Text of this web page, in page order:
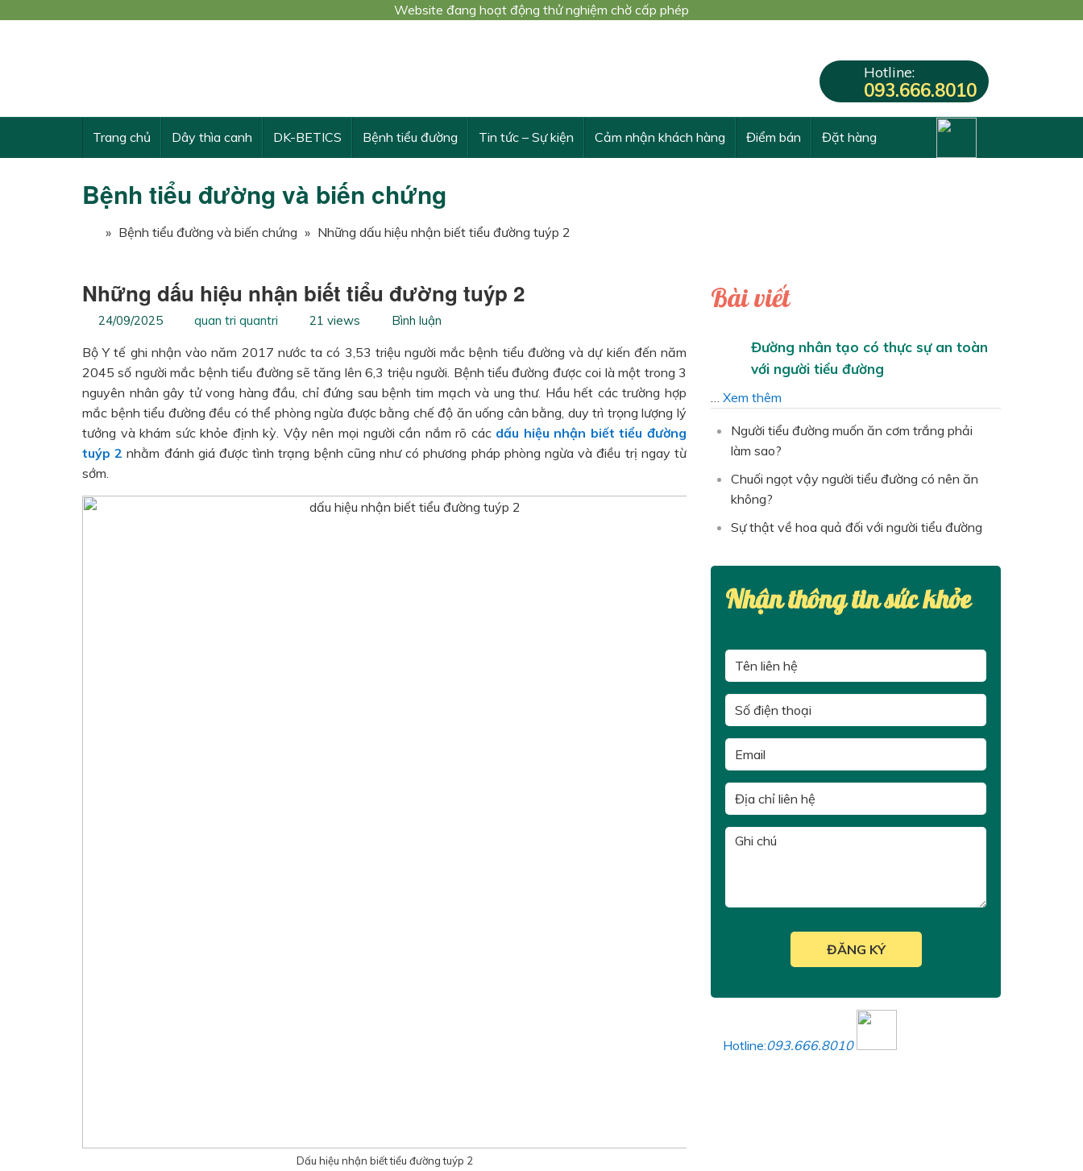
Website đang hoạt động thử nghiệm chờ cấp phép
Hotline:
093.666.8010
Trang chủ Dây thìa canh DK-BETICS Bệnh tiểu đường Tin tức – Sự kiện Cảm nhận khách hàng Điểm bán Đặt hàng
Bệnh tiểu đường và biến chứng
» Bệnh tiểu đường và biến chứng » Những dấu hiệu nhận biết tiểu đường tuýp 2
Những dấu hiệu nhận biết tiểu đường tuýp 2
24/09/2025 quan tri quantri 21 views Bình luận
Bộ Y tế ghi nhận vào năm 2017 nước ta có 3,53 triệu người mắc bệnh tiểu đường và dự kiến đến năm
2045 số người mắc bệnh tiểu đường sẽ tăng lên 6,3 triệu người. Bệnh tiểu đường được coi là một trong 3
nguyên nhân gây tử vong hàng đầu, chỉ đứng sau bệnh tim mạch và ung thư. Hầu hết các trường hợp
mắc bệnh tiểu đường đều có thể phòng ngừa được bằng chế độ ăn uống cân bằng, duy trì trọng lượng lý
tưởng và khám sức khỏe định kỳ. Vậy nên mọi người cần nắm rõ các dấu hiệu nhận biết tiểu đường
tuýp 2 nhằm đánh giá được tình trạng bệnh cũng như có phương pháp phòng ngừa và điều trị ngay từ
sớm.
Dấu hiệu nhận biết tiểu đường tuýp 2
Bài viết
Đường nhân tạo có thực sự an toàn
với người tiểu đường
… Xem thêm
Người tiểu đường muốn ăn cơm trắng phải
làm sao?
Chuối ngọt vậy người tiểu đường có nên ăn
không?
Sự thật về hoa quả đối với người tiểu đường
Nhận thông tin sức khỏe
Hotline:093.666.8010